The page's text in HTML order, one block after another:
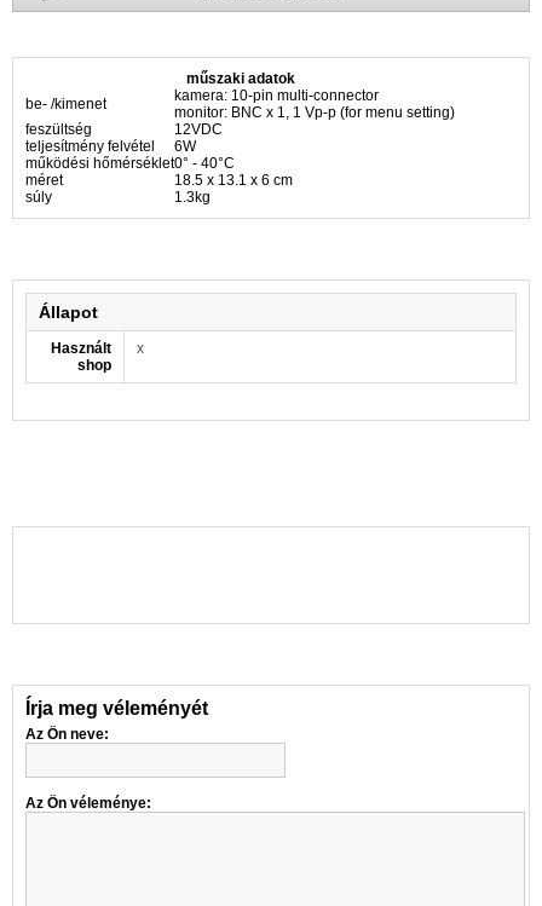
műszaki adatok
be- /kimenet
kamera: 10-pin multi-connector
monitor: BNC x 1, 1 Vp-p (for menu setting)
feszültség
12VDC
teljesítmény felvétel
6W
működési hőmérséklet0° - 40°C
méret
18.5 x 13.1 x 6 cm
súly
1.3kg
Állapot
Használt
shop
x
Írja meg véleményét
Az Ön neve:
Az Ön véleménye: